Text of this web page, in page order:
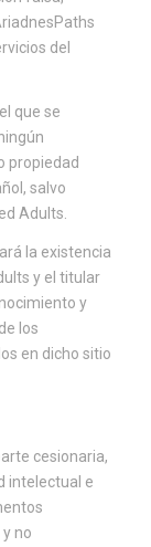
del
que se
propiedad
salvo
Adults.
la existencia
y el titular
y
los
en dicho sitio
cesionaria,
intelectual e
no